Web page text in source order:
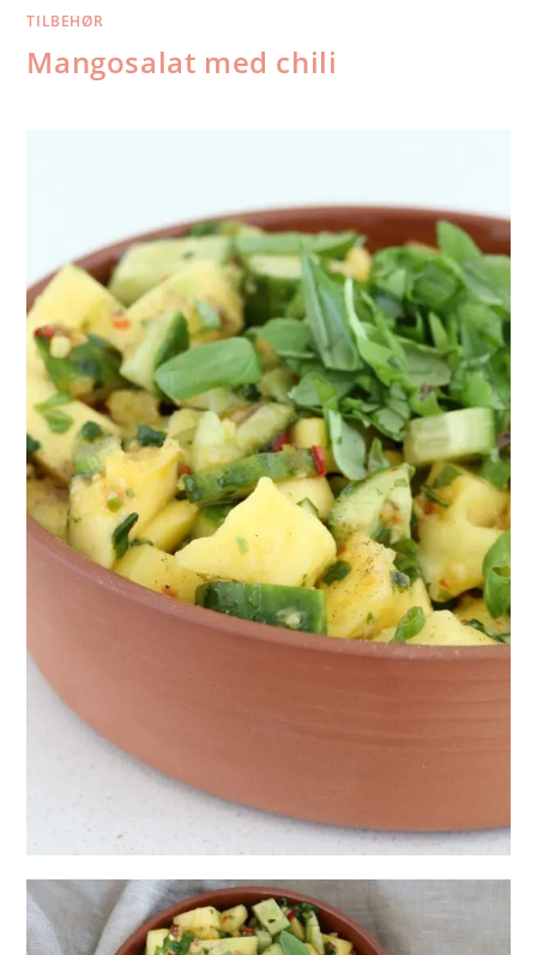
TILBEHØR
Mangosalat med chili